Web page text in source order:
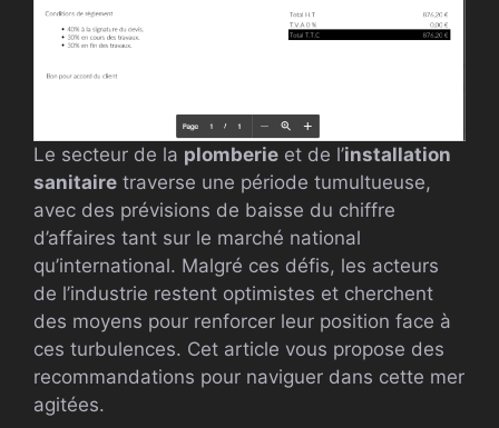
Le secteur de la plomberie et de l’installation
sanitaire traverse une période tumultueuse,
avec des prévisions de baisse du chiffre
d’affaires tant sur le marché national
qu’international. Malgré ces défis, les acteurs
de l’industrie restent optimistes et cherchent
des moyens pour renforcer leur position face à
ces turbulences. Cet article vous propose des
recommandations pour naviguer dans cette mer
agitées.